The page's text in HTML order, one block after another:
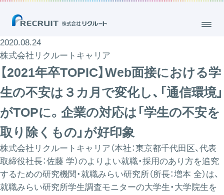
2020.08.24
株式会社リクルートキャリア
【2021年卒TOPIC】Web面接における学
生の不安は３カ月で変化し、「通信環境」
がTOPに。企業の対応は「学生の不安を
取り除くもの」が好印象
株式会社リクルートキャリア（本社：東京都千代田区、代表
取締役社長：佐藤 学）のよりよい就職・採用のあり方を追究
するための研究機関・就職みらい研究所（所長：増本 全）は、
就職みらい研究所学生調査モニターの大学生・大学院生を